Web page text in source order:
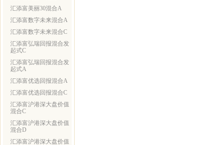
汇添富美丽30混合A
汇添富数字未来混合A
汇添富数字未来混合C
汇添富弘瑞回报混合发
起式C
汇添富弘瑞回报混合发
起式A
汇添富优选回报混合A
汇添富优选回报混合C
汇添富沪港深大盘价值
混合C
汇添富沪港深大盘价值
混合D
汇添富沪港深大盘价值